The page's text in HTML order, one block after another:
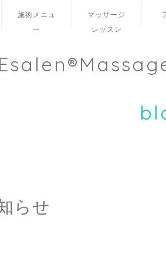
施術メニュ
ー
マッサージ
レッスン
らせ